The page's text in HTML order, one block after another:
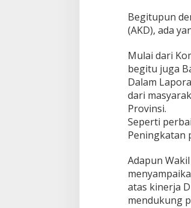
Begitupun
(AKD), ada
Mulai dari
begitu juga
Dalam
dari
Provinsi.
Seperti
Peningkatan
Adapun
atas kinerja
mendukung